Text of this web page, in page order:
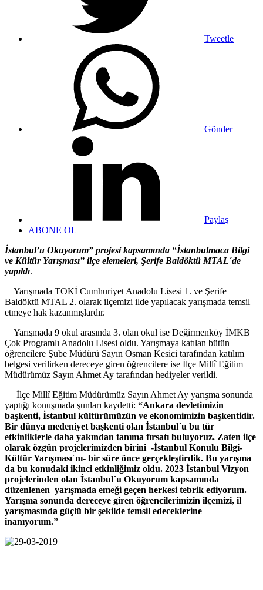
Tweetle
Gönder
Paylaş
ABONE OL
İstanbul’u Okuyorum” projesi kapsamında “İstanbulmaca Bilgi
ve Kültür Yarışması” ilçe elemeleri, Şerife Baldöktü MTAL´de
yapıldı.
Yarışmada TOKİ Cumhuriyet Anadolu Lisesi 1. ve Şerife
Baldöktü MTAL 2. olarak ilçemizi ilde yapılacak yarışmada temsil
etmeye hak kazanmışlardır.
Yarışmada 9 okul arasında 3. olan okul ise Değirmenköy İMKB
Çok Programlı Anadolu Lisesi oldu. Yarışmaya katılan bütün
öğrencilere Şube Müdürü Sayın Osman Kesici tarafından katılım
belgesi verilirken dereceye giren öğrencilere ise İlçe Millî Eğitim
Müdürümüz Sayın Ahmet Ay tarafından hediyeler verildi.
İlçe Millî Eğitim Müdürümüz Sayın Ahmet Ay yarışma sonunda
yaptığı konuşmada şunları kaydetti: “Ankara devletimizin
başkenti, İstanbul kültürümüzün ve ekonomimizin başkentidir.
Bir dünya medeniyet başkenti olan İstanbul´u bu tür
etkinliklerle daha yakından tanıma fırsatı buluyoruz. Zaten ilçe
olarak özgün projelerimizden birini -İstanbul Konulu Bilgi-
Kültür Yarışması´nı- bir süre önce gerçekleştirdik. Bu yarışma
da bu konudaki ikinci etkinliğimiz oldu. 2023 İstanbul Vizyon
projelerinden olan İstanbul´u Okuyorum kapsamında
düzenlenen yarışmada emeği geçen herkesi tebrik ediyorum.
Yarışma sonunda dereceye giren öğrencilerimizin ilçemizi, il
yarışmasında güçlü bir şekilde temsil edeceklerine
inanıyorum.”